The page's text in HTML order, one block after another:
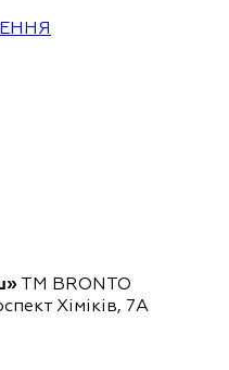
ТМ BRONTO
Хіміків, 7А